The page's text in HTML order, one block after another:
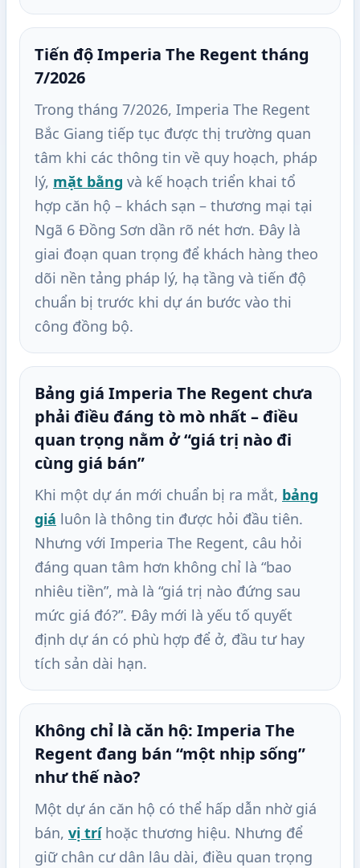
Tiến độ Imperia The Regent tháng
7/2026
Trong tháng 7/2026, Imperia The Regent
Bắc Giang tiếp tục được thị trường quan
tâm khi các thông tin về quy hoạch, pháp
lý, mặt bằng và kế hoạch triển khai tổ
hợp căn hộ – khách sạn – thương mại tại
Ngã 6 Đồng Sơn dần rõ nét hơn. Đây là
giai đoạn quan trọng để khách hàng theo
dõi nền tảng pháp lý, hạ tầng và tiến độ
chuẩn bị trước khi dự án bước vào thi
công đồng bộ.
Bảng giá Imperia The Regent chưa
phải điều đáng tò mò nhất – điều
quan trọng nằm ở “giá trị nào đi
cùng giá bán”
Khi một dự án mới chuẩn bị ra mắt, bảng
giá luôn là thông tin được hỏi đầu tiên.
Nhưng với Imperia The Regent, câu hỏi
đáng quan tâm hơn không chỉ là “bao
nhiêu tiền”, mà là “giá trị nào đứng sau
mức giá đó?”. Đây mới là yếu tố quyết
định dự án có phù hợp để ở, đầu tư hay
tích sản dài hạn.
Không chỉ là căn hộ: Imperia The
Regent đang bán “một nhịp sống”
như thế nào?
Một dự án căn hộ có thể hấp dẫn nhờ giá
bán, vị tríhoặc thương hiệu. Nhưng để
giữ chân cư dân lâu dài, điều quan trọng